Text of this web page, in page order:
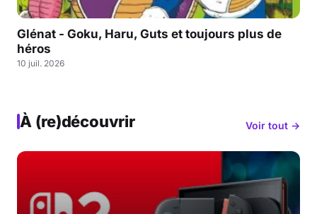
Glénat - Goku, Haru, Guts et toujours plus de
héros
10 juil. 2026
À (re)découvrir Voir tout →